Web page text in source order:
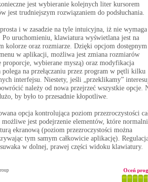
jest wybieranie kolejnych liter kursorem
jest trudniejszym rozwiązaniem do podsłuchania.
i w zasadzie na tyle intuicyjna, iż nie wymaga
Po uruchomieniu, klawiatura wyświetlana jest na
kolorze oraz rozmiarze. Dzięki opcjom
w aplikacji, możliwa jest zmiana rozmiarów
wybierane myszą) oraz modyfikacja
na przełączaniu przez program w pętli kilku
interfejsu. Niestety, jeśli „przeklikamy”
należy od nowa przejrzeć wszystkie opcje.
by było to przesadnie kłopotliwe.
opcja kontrolująca poziom przezroczystości
jest podejrzenie elementów, które
ekranową (poziom przezroczystości można
tym samym całkowicie aplikację).
w dolnej, prawej części widoku klawiatury.
Oceń